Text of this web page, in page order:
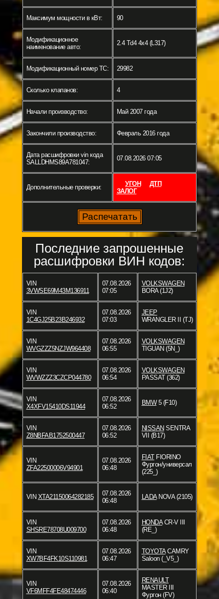
Максимум мощности в кВт: 90
Модификационное
наименование авто:
2.4 Td4 4x4 (L317)
Модификационный номер ТС: 29982
Сколько клапанов: 4
Начали производство: Май 2007 года
Закончили производство: Февраль 2016 года
Дата расшифровки vin кода
SALLDHMS89A781047:
07.08.2026 07:05
Дополнительные проверки: УГОН
ДТП
ЗАЛОГ
Последние запрошенные
расшифровки ВИН кодов:
VIN
3VWSE69M43M136911
07.08.2026
07:05
VOLKSWAGEN
BORA (1J2)
VIN
1C4GJ25B23B246932
07.08.2026
07:03
JEEP
WRANGLER II (TJ)
VIN
WVGZZZ5NZJW964408
07.08.2026
06:55
VOLKSWAGEN
TIGUAN (5N_)
VIN
WVWZZZ3CZCP044780
07.08.2026
06:54
VOLKSWAGEN
PASSAT (362)
VIN
X4XFV15410DS11944
07.08.2026
06:52
BMW5 (F10)
VIN
Z8NBFAB1752500447
07.08.2026
06:52
NISSANSENTRA
VII (B17)
VIN
ZFA22500006V94901
07.08.2026
06:48
FIATFIORINO
Фургон/универсал
(225_)
VIN XTA21150064282185
07.08.2026
06:48
LADANOVA (2105)
VIN
SHSRE78708U009700
07.08.2026
06:48
HONDACR-V III
(RE_)
VIN
XW7BF4FK10S110981
07.08.2026
06:47
TOYOTACAMRY
Saloon (_V5_)
VIN
VF6MFF4FE48474446
07.08.2026
06:40
RENAULT
MASTER III
Фургон (FV)